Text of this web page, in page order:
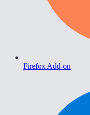
Firefox Add-on